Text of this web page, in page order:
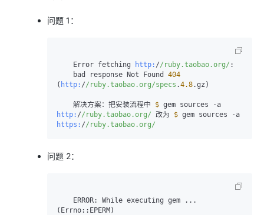
问题 1：
    Error fetching
http: //ruby.taobao.org/ :
    bad response Not Found
404
( http: //ruby.taobao.org/specs .4.8.gz)
    解决方案：把安装流程中
$
http: //ruby.taobao.org/ 改为 $
https: //ruby.taobao.org/
问题 2：
(Errno::EPERM)